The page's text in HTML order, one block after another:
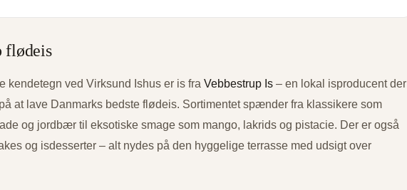
flødeis
kendetegn ved Virksund Ishus er is fra Vebbestrup Is – en lokal isproducent der
at lave Danmarks bedste flødeis. Sortimentet spænder fra klassikere som
og jordbær til eksotiske smage som mango, lakrids og pistacie. Der er også
og isdesserter – alt nydes på den hyggelige terrasse med udsigt over